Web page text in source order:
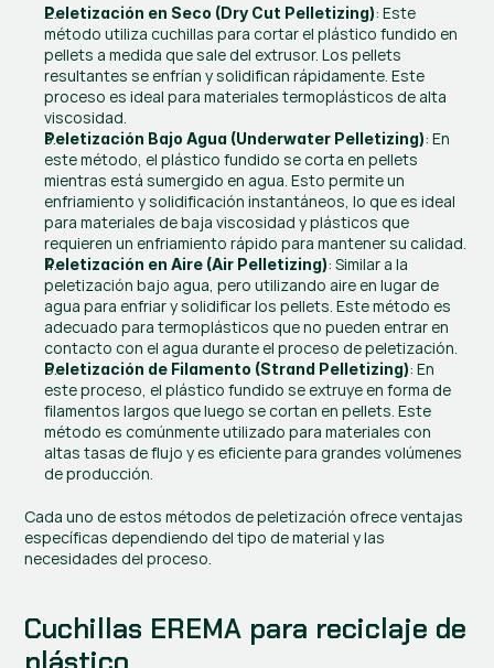
Peletización en Seco (Dry Cut Pelletizing): Este
método utiliza cuchillas para cortar el plástico fundido en
pellets a medida que sale del extrusor. Los pellets
resultantes se enfrían y solidifican rápidamente. Este
proceso es ideal para materiales termoplásticos de alta
viscosidad.
Peletización Bajo Agua (Underwater Pelletizing): En
este método, el plástico fundido se corta en pellets
mientras está sumergido en agua. Esto permite un
enfriamiento y solidificación instantáneos, lo que es ideal
para materiales de baja viscosidad y plásticos que
requieren un enfriamiento rápido para mantener su calidad.
Peletización en Aire (Air Pelletizing): Similar a la
peletización bajo agua, pero utilizando aire en lugar de
agua para enfriar y solidificar los pellets. Este método es
adecuado para termoplásticos que no pueden entrar en
contacto con el agua durante el proceso de peletización.
Peletización de Filamento (Strand Pelletizing): En
este proceso, el plástico fundido se extruye en forma de
filamentos largos que luego se cortan en pellets. Este
método es comúnmente utilizado para materiales con
altas tasas de flujo y es eficiente para grandes volúmenes
de producción.
Cada uno de estos métodos de peletización ofrece ventajas
específicas dependiendo del tipo de material y las
necesidades del proceso.
Cuchillas EREMA para reciclaje de